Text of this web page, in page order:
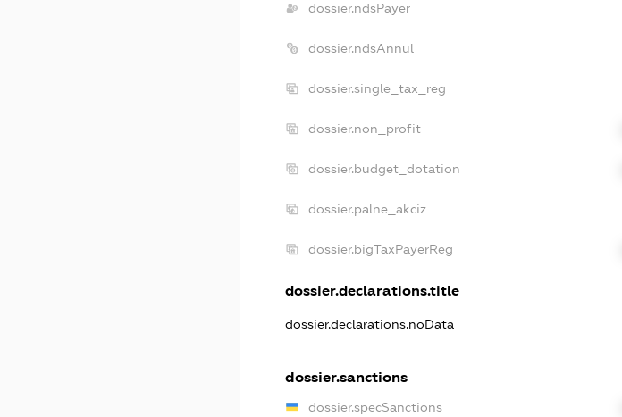
dossier.ndsPayer
dossier.ndsAnnul
dossier.single_tax_reg
dossier.non_profit
dossier.budget_dotation
dossier.palne_akciz
dossier.bigTaxPayerReg
dossier.declarations.title
dossier.declarations.noData
dossier.sanctions
dossier.specSanctions